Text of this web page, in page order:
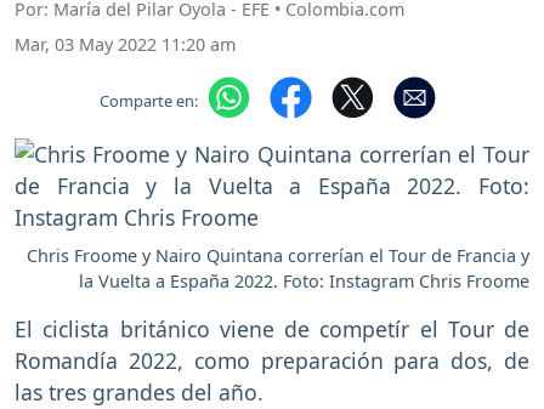
Por: María del Pilar Oyola - EFE • Colombia.com
Mar, 03 May 2022 11:20 am
Comparte en:
Chris Froome y Nairo Quintana correrían el Tour de Francia y
la Vuelta a España 2022. Foto: Instagram Chris Froome
El ciclista británico viene de competír el Tour de
Romandía 2022, como preparación para dos, de
las tres grandes del año.